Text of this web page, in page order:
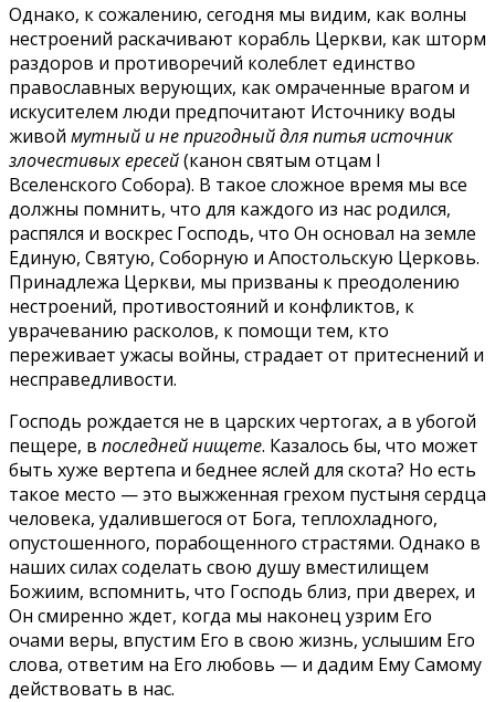
Однако, к сожалению, сегодня мы видим, как волны
нестроений раскачивают корабль Церкви, как шторм
раздоров и противоречий колеблет единство
православных верующих, как омраченные врагом и
искусителем люди предпочитают Источнику воды
живой мутный и не пригодный для питья источник
злочестивых ересей(канон святым отцам I
Вселенского Собора). В такое сложное время мы все
должны помнить, что для каждого из нас родился,
распялся и воскрес Господь, что Он основал на земле
Единую, Святую, Соборную и Апостольскую Церковь.
Принадлежа Церкви, мы призваны к преодолению
нестроений, противостояний и конфликтов, к
уврачеванию расколов, к помощи тем, кто
переживает ужасы войны, страдает от притеснений и
несправедливости.
Господь рождается не в царских чертогах, а в убогой
пещере, в последней нищете. Казалось бы, что может
быть хуже вертепа и беднее яслей для скота? Но есть
такое место — это выжженная грехом пустыня сердца
человека, удалившегося от Бога, теплохладного,
опустошенного, порабощенного страстями. Однако в
наших силах соделать свою душу вместилищем
Божиим, вспомнить, что Господь близ, при дверех, и
Он смиренно ждет, когда мы наконец узрим Его
очами веры, впустим Его в свою жизнь, услышим Его
слова, ответим на Его любовь — и дадим Ему Самому
действовать в нас.